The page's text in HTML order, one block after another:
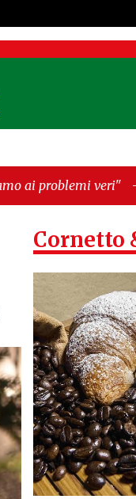
-"Cava de' Tirreni,
Cornetto